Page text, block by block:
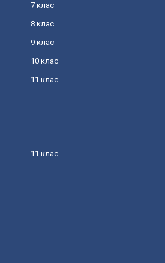
7 клас
8 клас
9 клас
10 клас
11 клас
11 клас